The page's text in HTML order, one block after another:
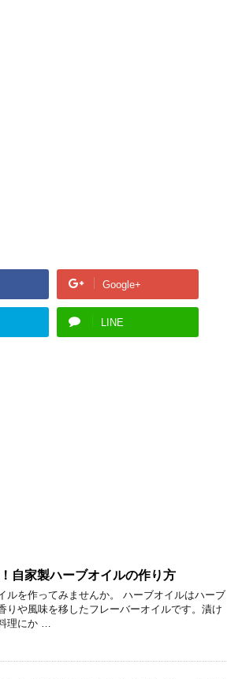
Google+
LINE
自家製ハーブオイルの作り方
ルを作ってみませんか。 ハーブオイルはハーブ
りや風味を移したフレーバーオイルです。漬け
理にか …